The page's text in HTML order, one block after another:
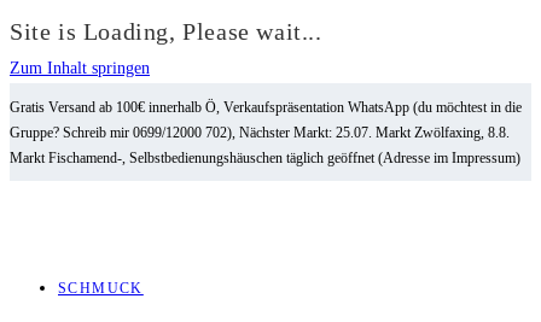
Site is Loading, Please wait...
Zum Inhalt springen
Gratis Versand ab 100€ innerhalb Ö, Verkaufspräsentation WhatsApp (du möchtest in die
Gruppe? Schreib mir 0699/12000 702), Nächster Markt: 25.07. Markt Zwölfaxing, 8.8.
Markt Fischamend-, Selbstbedienungshäuschen täglich geöffnet (Adresse im Impressum)
SCHMUCK